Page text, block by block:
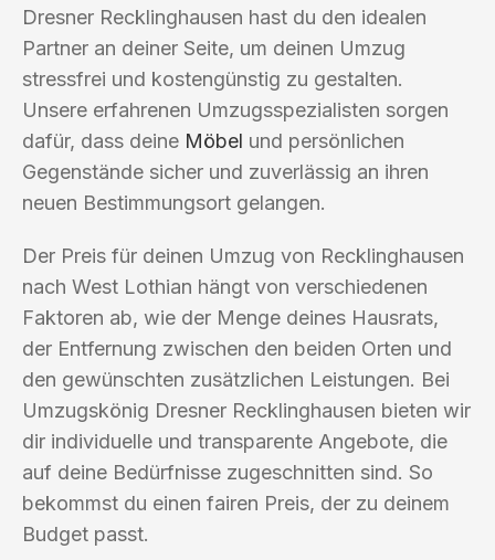
Dresner Recklinghausen hast du den idealen
Partner an deiner Seite, um deinen Umzug
stressfrei und kostengünstig zu gestalten.
Unsere erfahrenen Umzugsspezialisten sorgen
dafür, dass deine Möbel und persönlichen
Gegenstände sicher und zuverlässig an ihren
neuen Bestimmungsort gelangen.
Der Preis für deinen Umzug von Recklinghausen
nach West Lothian hängt von verschiedenen
Faktoren ab, wie der Menge deines Hausrats,
der Entfernung zwischen den beiden Orten und
den gewünschten zusätzlichen Leistungen. Bei
Umzugskönig Dresner Recklinghausen bieten wir
dir individuelle und transparente Angebote, die
auf deine Bedürfnisse zugeschnitten sind. So
bekommst du einen fairen Preis, der zu deinem
Budget passt.